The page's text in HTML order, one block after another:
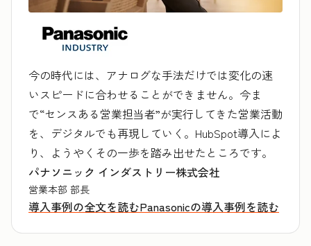
今の時代には、アナログな手法だけでは変化の速
いスピードに合わせることができません。今ま
で“センスある営業担当者”が実行してきた営業活動
を、デジタルでも再現していく。HubSpot導入によ
り、ようやくその一歩を踏み出せたところです。
パナソニック インダストリー株式会社
営業本部 部長
導入事例の全文を読むPanasonicの導入事例を読む